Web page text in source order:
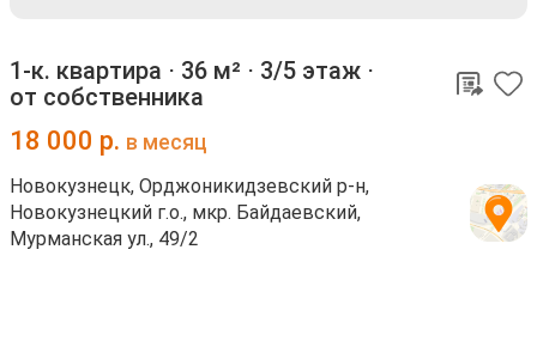
1-к. квартира ⋅ 36 м² ⋅ 3/5 этаж ⋅
от собственника
18 000 р. в месяц
Новокузнецк, Орджоникидзевский р-н,
Новокузнецкий г.о., мкр. Байдаевский,
Мурманская ул., 49/2